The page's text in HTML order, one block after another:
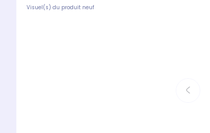
Visuel(s) du produit neuf